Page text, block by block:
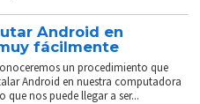
Android en
fácilmente
un procedimiento que
Android en nuestra computadora
que nos puede llegar a ser...